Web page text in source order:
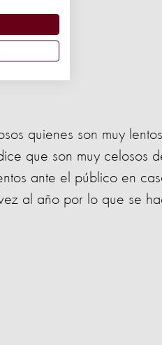
quienes son muy
que son muy celosos
ante el público en
al año por lo que se